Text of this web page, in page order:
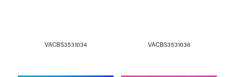
VACBS3531034 VACBS3531036